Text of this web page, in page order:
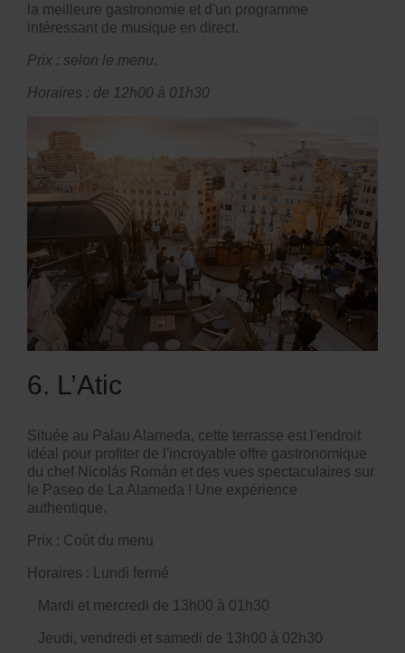
la meilleure gastronomie et d'un programme
intéressant de musique en direct.
Prix : selon le menu.
Horaires : de 12h00 à 01h30
6. L’Atic
Située au Palau Alameda, cette terrasse est l'endroit
idéal pour profiter de l'incroyable offre gastronomique
du chef Nicolás Román et des vues spectaculaires sur
le Paseo de La Alameda ! Une expérience
authentique.
Prix : Coût du menu
Horaires : Lundi fermé
Mardi et mercredi de 13h00 à 01h30
Jeudi, vendredi et samedi de 13h00 à 02h30